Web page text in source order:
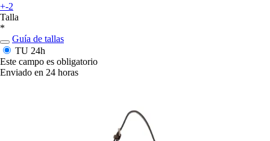
+-2
Talla
*
Guía de tallas
TU 24h
Este campo es obligatorio
Enviado en 24 horas